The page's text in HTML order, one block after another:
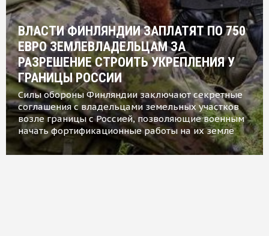
ВЛАСТИ ФИНЛЯНДИИ ЗАПЛАТЯТ ПО 750
ЕВРО ЗЕМЛЕВЛАДЕЛЬЦАМ ЗА
РАЗРЕШЕНИЕ СТРОИТЬ УКРЕПЛЕНИЯ У
ГРАНИЦЫ РОССИИ
Силы обороны Финляндии заключают секретные
соглашения с владельцами земельных участков
возле границы с Россией, позволяющие военным
начать фортификационные работы на их земле